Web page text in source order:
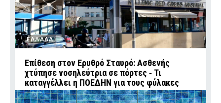
ΕΛΛΑΔΑ
Επίθεση στον Ερυθρό Σταυρό: Ασθενής
χτύπησε νοσηλεύτρια σε πόρτες ‑ Τι
καταγγέλλει η ΠΟΕΔΗΝ για τους φύλακες